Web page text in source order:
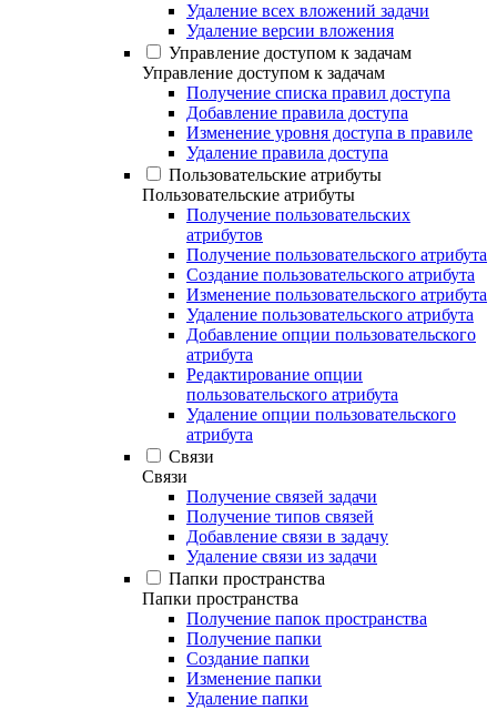
Удаление всех вложений задачи
Удаление версии вложения
Управление доступом к задачам
Управление доступом к задачам
Получение списка правил доступа
Добавление правила доступа
Изменение уровня доступа в правиле
Удаление правила доступа
Пользовательские атрибуты
Пользовательские атрибуты
Получение пользовательских
атрибутов
Получение пользовательского атрибута
Создание пользовательского атрибута
Изменение пользовательского атрибута
Удаление пользовательского атрибута
Добавление опции пользовательского
атрибута
Редактирование опции
пользовательского атрибута
Удаление опции пользовательского
атрибута
Связи
Связи
Получение связей задачи
Получение типов связей
Добавление связи в задачу
Удаление связи из задачи
Папки пространства
Папки пространства
Получение папок пространства
Получение папки
Создание папки
Изменение папки
Удаление папки